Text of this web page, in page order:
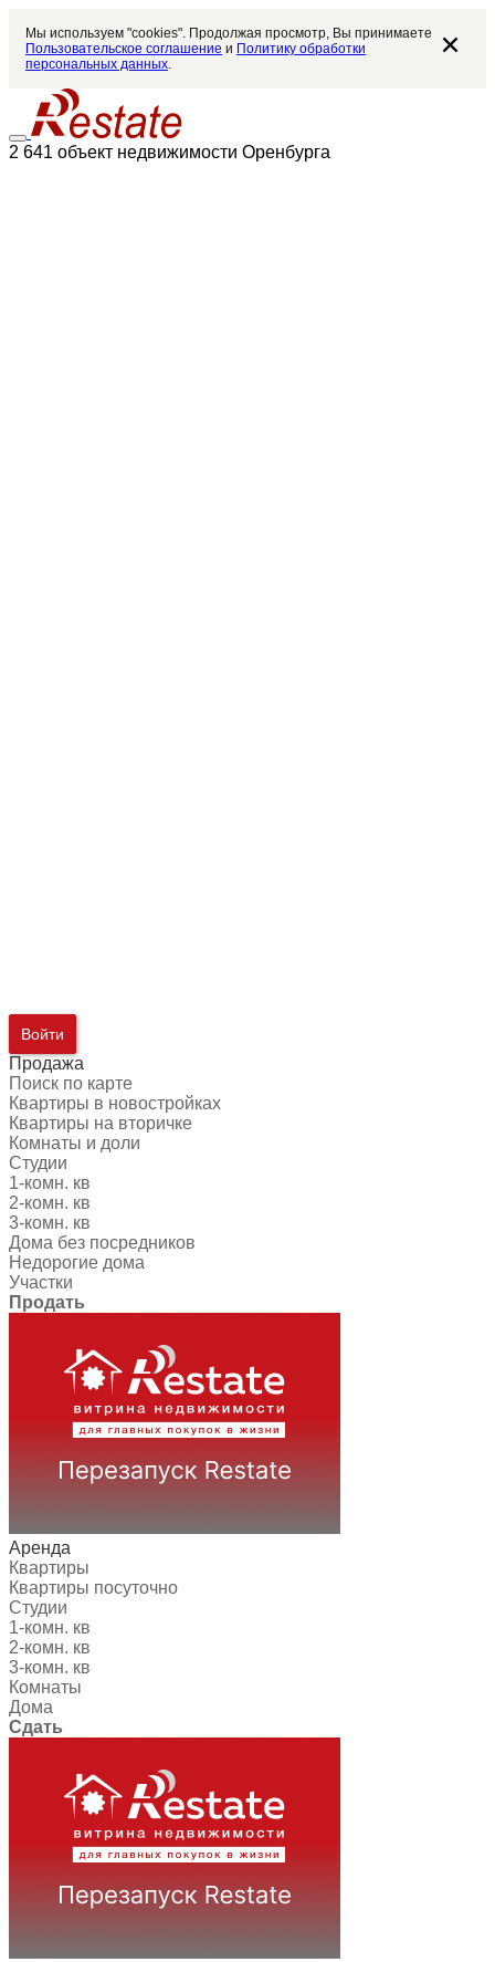
Мы используем "cookies". Продолжая просмотр, Вы принимаете
Пользовательское соглашение и Политику обработки
персональных данных.
2 641 объект недвижимости Оренбурга
Войти
Продажа
Поиск по карте
Квартиры в новостройках
Квартиры на вторичке
Комнаты и доли
Студии
1-комн. кв
2-комн. кв
3-комн. кв
Дома без посредников
Недорогие дома
Участки
Продать
Аренда
Квартиры
Квартиры посуточно
Студии
1-комн. кв
2-комн. кв
3-комн. кв
Комнаты
Дома
Сдать